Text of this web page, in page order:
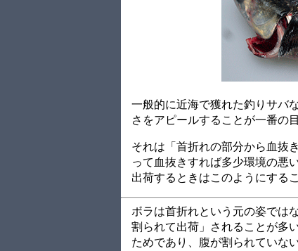
一般的に近海で獲れた釣りサバ
さをアピールすることが一番の
それは「首折れの部分から血抜
って血抜きすれば多少環境の悪
出荷するときはこのようにする
ボラは首折れという元の姿では
割られて出荷」されることが多
ためであり、腹が割られていな